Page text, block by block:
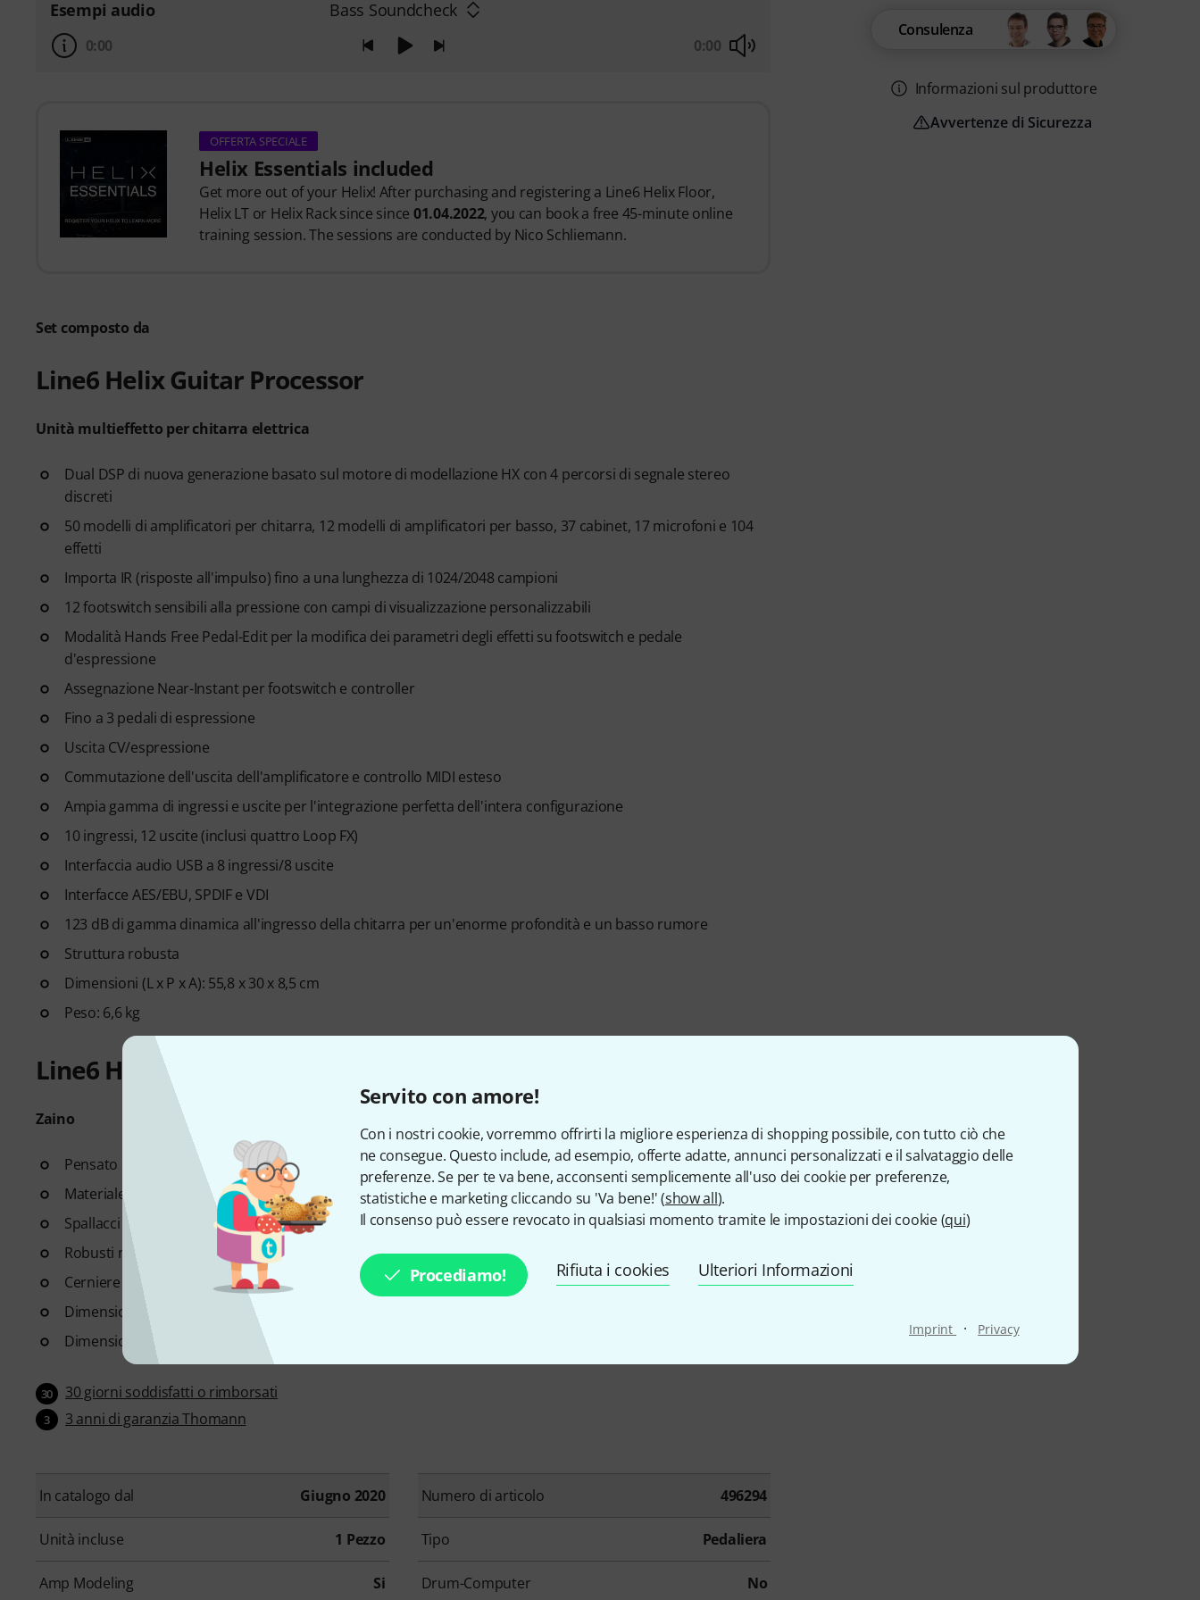
Servito con amore!
Con i nostri cookie, vorremmo offrirti la migliore esperienza di shopping possibile, con tutto ciò che
ne consegue. Questo include, ad esempio, offerte adatte, annunci personalizzati e il salvataggio delle
preferenze. Se per te va bene, acconsenti semplicemente all'uso dei cookie per preferenze,
statistiche e marketing cliccando su 'Va bene!' (show all).
Il consenso può essere revocato in qualsiasi momento tramite le impostazioni dei cookie (qui)
Procediamo! Rifiuta i cookies Ulteriori Informazioni
Imprint · Privacy
Esempi audio Bass Soundcheck
0:00 0:00
OFFERTA SPECIALE
Helix Essentials included
Get more out of your Helix! After purchasing and registering a Line6 Helix Floor,
Helix LT or Helix Rack since since 01.04.2022, you can book a free 45-minute online
training session. The sessions are conducted by Nico Schliemann.
Set composto da
Line6 Helix Guitar Processor
Unità multieffetto per chitarra elettrica
Dual DSP di nuova generazione basato sul motore di modellazione HX con 4 percorsi di segnale stereo
discreti
50 modelli di amplificatori per chitarra, 12 modelli di amplificatori per basso, 37 cabinet, 17 microfoni e 104
effetti
Importa IR (risposte all'impulso) fino a una lunghezza di 1024/2048 campioni
12 footswitch sensibili alla pressione con campi di visualizzazione personalizzabili
Modalità Hands Free Pedal-Edit per la modifica dei parametri degli effetti su footswitch e pedale
d'espressione
Assegnazione Near-Instant per footswitch e controller
Fino a 3 pedali di espressione
Uscita CV/espressione
Commutazione dell'uscita dell'amplificatore e controllo MIDI esteso
Ampia gamma di ingressi e uscite per l'integrazione perfetta dell'intera configurazione
10 ingressi, 12 uscite (inclusi quattro Loop FX)
Interfaccia audio USB a 8 ingressi/8 uscite
Interfacce AES/EBU, SPDIF e VDI
123 dB di gamma dinamica all'ingresso della chitarra per un'enorme profondità e un basso rumore
Struttura robusta
Dimensioni (L x P x A): 55,8 x 30 x 8,5 cm
Peso: 6,6 kg
Line6 Helix Backpack
Zaino
Pensato per Line6 Helix Floorboard (art: 366537, non incluso, acquistabile separatamente)
Materiale: imbottitura in schiuma e retro "Quilted Airmesh"
Spallacci regolabili
Robusti manici in gomma
Cerniere impermeabili
Dimensioni: 648 x 343 x 178 mm
Dimensioni della tasca superiore (L x P x A): 32 x 7 x 40 cm
30 30 giorni soddisfatti o rimborsati
3 3 anni di garanzia Thomann
In catalogo dal Giugno 2020 Numero di articolo 496294
Unità incluse 1 Pezzo Tipo Pedaliera
Amp Modeling Si Drum-Computer No
Consulenza
Informazioni sul produttore
Avvertenze di Sicurezza